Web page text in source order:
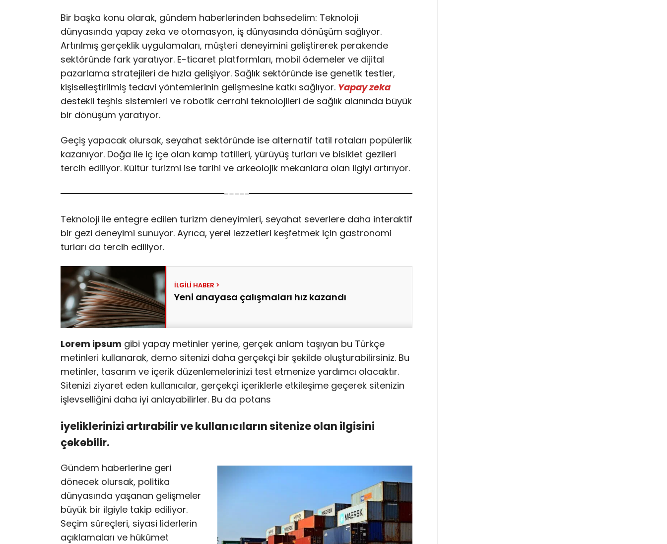
Bir başka konu olarak, gündem haberlerinden bahsedelim: Teknoloji
dünyasında yapay zeka ve otomasyon, iş dünyasında dönüşüm sağlıyor.
Artırılmış gerçeklik uygulamaları, müşteri deneyimini geliştirerek perakende
sektöründe fark yaratıyor. E-ticaret platformları, mobil ödemeler ve dijital
pazarlama stratejileri de hızla gelişiyor. Sağlık sektöründe ise genetik testler,
kişiselleştirilmiş tedavi yöntemlerinin gelişmesine katkı sağlıyor. Yapay zeka
destekli teşhis sistemleri ve robotik cerrahi teknolojileri de sağlık alanında büyük
bir dönüşüm yaratıyor.
Geçiş yapacak olursak, seyahat sektöründe ise alternatif tatil rotaları popülerlik
kazanıyor. Doğa ile iç içe olan kamp tatilleri, yürüyüş turları ve bisiklet gezileri
tercih ediliyor. Kültür turizmi ise tarihi ve arkeolojik mekanlara olan ilgiyi artırıyor.
Teknoloji ile entegre edilen turizm deneyimleri, seyahat severlere daha interaktif
bir gezi deneyimi sunuyor. Ayrıca, yerel lezzetleri keşfetmek için gastronomi
turları da tercih ediliyor.
Yeni anayasa çalışmaları hız kazandı
Lorem ipsum gibi yapay metinler yerine, gerçek anlam taşıyan bu Türkçe
metinleri kullanarak, demo sitenizi daha gerçekçi bir şekilde oluşturabilirsiniz. Bu
metinler, tasarım ve içerik düzenlemelerinizi test etmenize yardımcı olacaktır.
Sitenizi ziyaret eden kullanıcılar, gerçekçi içeriklerle etkileşime geçerek sitenizin
işlevselliğini daha iyi anlayabilirler. Bu da potans
iyeliklerinizi artırabilir ve kullanıcıların sitenize olan ilgisini
çekebilir.
Gündem haberlerine geri
dönecek olursak, politika
dünyasında yaşanan gelişmeler
büyük bir ilgiyle takip ediliyor.
Seçim süreçleri, siyasi liderlerin
açıklamaları ve hükümet